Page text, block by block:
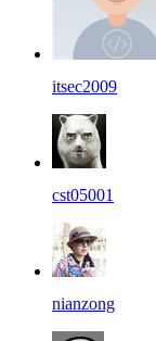
itsec2009
cst05001
nianzong